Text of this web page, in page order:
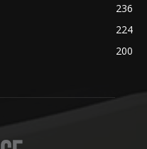
236
224
200